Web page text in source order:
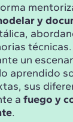
y
un
aprendido
sus
a fuego y
.